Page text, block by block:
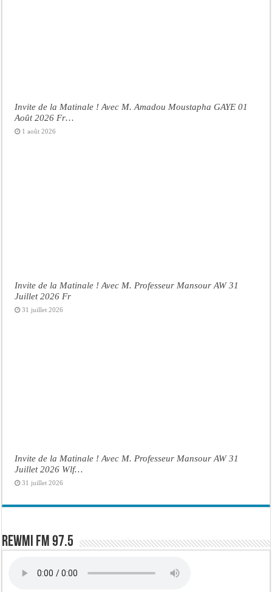
Invite de la Matinale ! Avec M. Amadou Moustapha GAYE 01
Août 2026 Fr…
1 août 2026
Invite de la Matinale ! Avec M. Professeur Mansour AW 31
Juillet 2026 Fr
31 juillet 2026
Invite de la Matinale ! Avec M. Professeur Mansour AW 31
Juillet 2026 Wlf…
31 juillet 2026
Rewmi FM 97.5